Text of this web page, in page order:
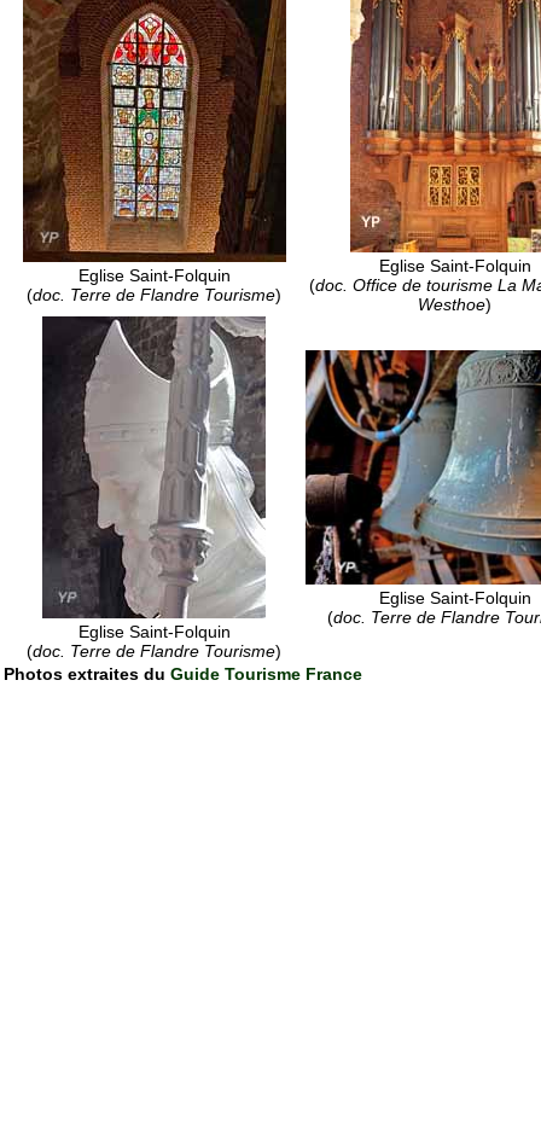
Eglise Saint-Folquin
(doc. Terre de Flandre Tourisme)
Eglise Saint-Folquin
(doc. Office de tourisme La
Westhoe)
Eglise Saint-Folquin
(doc. Terre de Flandre Tourisme)
Eglise Saint-Folquin
(doc. Terre de Flandre
Photos extraites du Guide Tourisme France